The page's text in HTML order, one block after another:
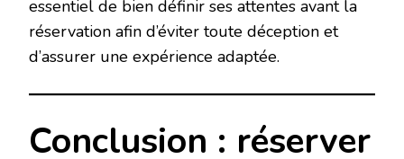
essentiel de bien définir ses attentes avant la
réservation afin d’éviter toute déception et
d’assurer une expérience adaptée.
Conclusion : réserver